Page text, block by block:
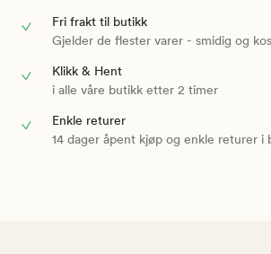
Fri frakt til butikk
Gjelder de flester varer - smidig og
Klikk & Hent
i alle våre butikk etter 2 timer
Enkle returer
14 dager åpent kjøp og enkle returer i